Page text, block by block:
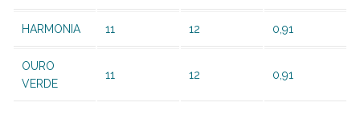
HARMONIA 11 12 0,91
OURO
VERDE
11 12 0,91